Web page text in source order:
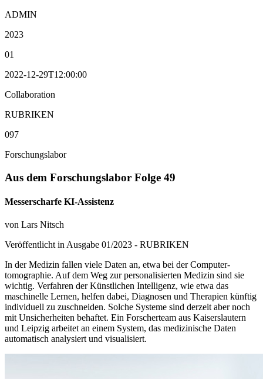
ADMIN
2023
01
2022-12-29T12:00:00
Collaboration
RUBRIKEN
097
Forschungslabor
Aus dem Forschungslabor Folge 49
Messerscharfe KI-Assistenz
von Lars Nitsch
Veröffentlicht in Ausgabe 01/2023 - RUBRIKEN
In der Medizin fallen viele Daten an, etwa bei der Computer­
tomographie. Auf dem Weg zur personalisierten Medizin sind sie
wichtig. Verfahren der Künstlichen Intelligenz, wie etwa das
maschinelle Lernen, helfen dabei, Diagnosen und Therapien künftig
individuell zu zuschneiden. Solche Systeme sind derzeit aber noch
mit Unsicherheiten behaftet. Ein Forscherteam aus Kaiserslautern
und Leipzig arbeitet an einem System, das medizinische Daten
automatisch analysiert und visualisiert.